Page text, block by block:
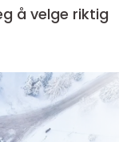
å velge riktig